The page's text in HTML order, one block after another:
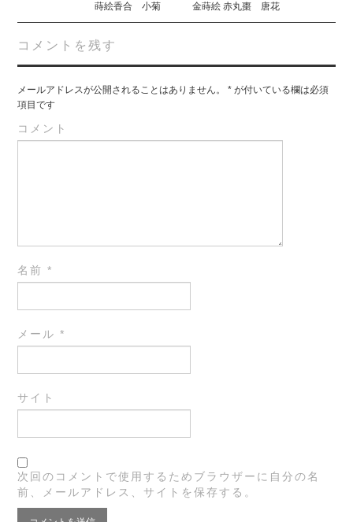
蒔絵香合 小菊 金蒔絵 赤丸棗 唐花
コメントを残す
メールアドレスが公開されることはありません。 * が付いている欄は必須
項目です
コメント
名前*
メール*
サイト
次回のコメントで使用するためブラウザーに自分の名
前、メールアドレス、サイトを保存する。